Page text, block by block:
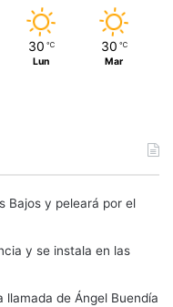
30 ℃
Lun
30 ℃
Mar
Bajos y peleará por el
y se instala en las
llamada de Ángel Buendía